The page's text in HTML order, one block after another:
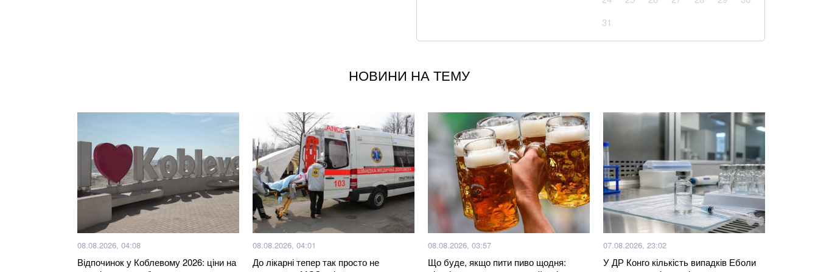
Ракетний удар по Київщині знищив склади великих компаній: які
Відпочинок у Коблевому 2026: ціни на готелі, умови та безпека
Не кладіть огірки в банку як доведеться: одна помилка позбавить їх
хрусткості
росія створює бойові підрозділи з українських полонених — звіт ISW
США та Україна заповнюватимуть дефіцит Patriot через оновлення
радянських ракет
Суд у справі загиблого внаслідок бійки маршрутника: захист
31
НОВИНИ НА ТЕМУ
08.08.2026, 04:08
Відпочинок у Коблевому 2026: ціни на
08.08.2026, 04:01
До лікарні тепер так просто не
08.08.2026, 03:57
Що буде, якщо пити пиво щодня:
07.08.2026, 23:02
У ДР Конго кількість випадків Еболи